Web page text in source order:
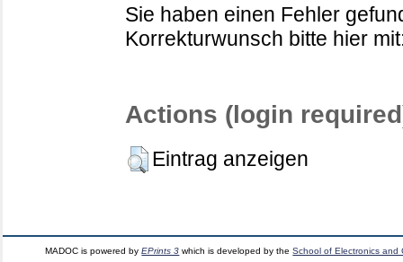
Sie haben einen Fehler
Korrekturwunsch bitte hier
Actions (login
Eintrag anzeigen
MADOC is powered byEPrints 3 which is developed by theSchool of Electronics and